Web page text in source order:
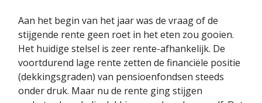
Aan het begin van het jaar was de vraag of de
stijgende rente geen roet in het eten zou gooien.
Het huidige stelsel is zeer rente-afhankelijk. De
voortdurend lage rente zetten de financiële positie
(dekkingsgraden) van pensioenfondsen steeds
onder druk. Maar nu de rente ging stijgen